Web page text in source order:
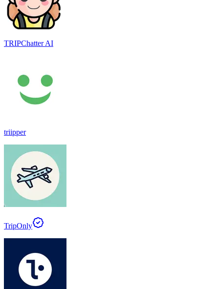
TRIPChatter AI
triipper
TripOnly